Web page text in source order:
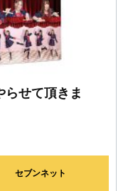
せて頂きま
セブンネット